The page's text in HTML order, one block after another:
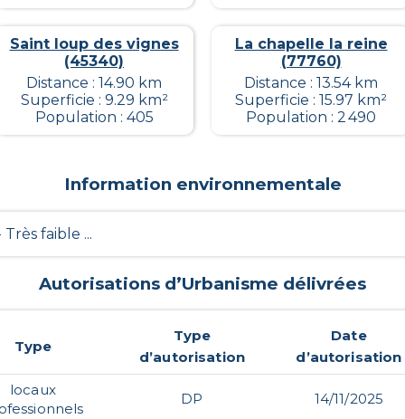
Saint loup des vignes
(45340)
Distance : 14.90 km
Superficie : 9.29 km²
Population : 405
La chapelle la reine
(77760)
Distance : 13.54 km
Superficie : 15.97 km²
Population : 2 490
Information environnementale
Très faible ...
Autorisations d’Urbanisme délivrées
Type
Type
d’autorisation
Date
d’autorisation
locaux
DP 14/11/2025